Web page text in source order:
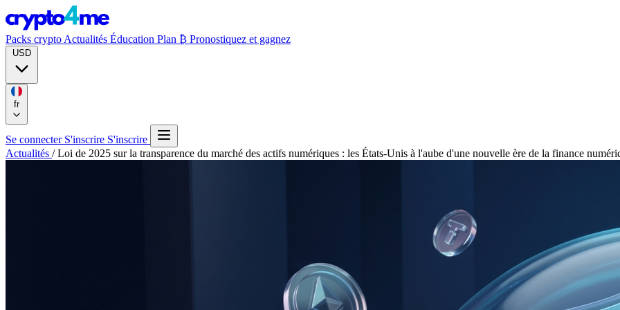
Packs crypto Actualités Éducation Plan ₿ Pronostiquez et gagnez
fr
Se connecter S'inscrire S'inscrire
Actualités / Loi de 2025 sur la transparence du marché des actifs numériques : les États-Unis à l'aube d'une nouvelle ère de la finance